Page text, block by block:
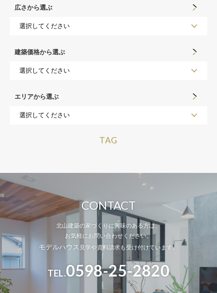
広さから選ぶ
建築価格から選ぶ
エリアから選ぶ
TAG
CONTACT
北山建築の家づくりに興味のある方は、
お気軽にお問い合わせください。
モデルハウス 見学や資料請求も受け付けています。
TEL.0598-25-2820